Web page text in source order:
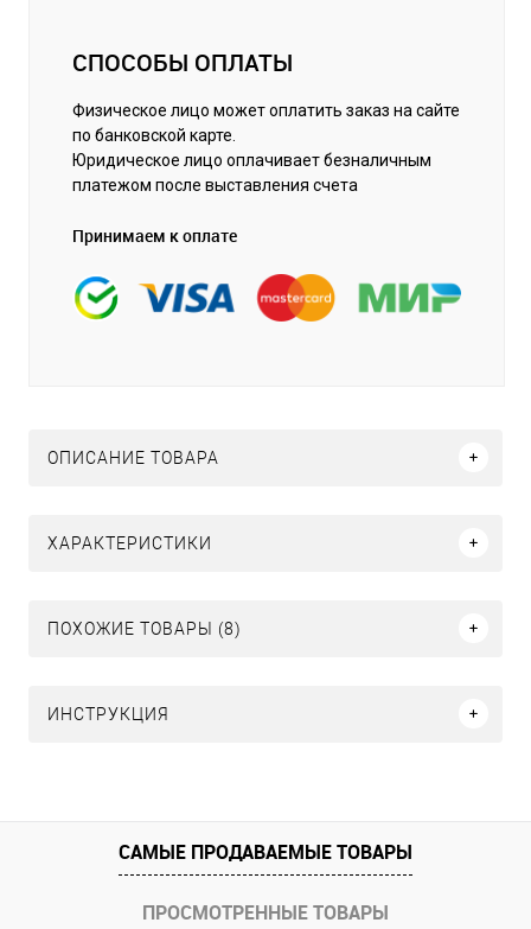
СПОСОБЫ ОПЛАТЫ
Физическое лицо может оплатить заказ на сайте
по банковской карте.
Юридическое лицо оплачивает безналичным
платежом после выставления счета
Принимаем к оплате
ОПИСАНИЕ ТОВАРА
ХАРАКТЕРИСТИКИ
ПОХОЖИЕ ТОВАРЫ (8)
ИНСТРУКЦИЯ
САМЫЕ ПРОДАВАЕМЫЕ ТОВАРЫ
ПРОСМОТРЕННЫЕ ТОВАРЫ